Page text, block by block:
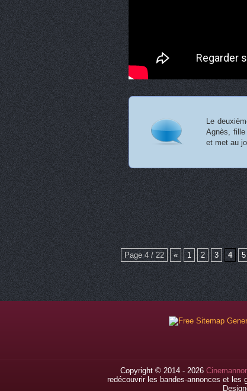
Le
Agnès, fille
et met au
Page 4 / 22 « 1 2 3 4 5
Copyright © 2014 - 2026
redécouvrir les bandes-annonces et